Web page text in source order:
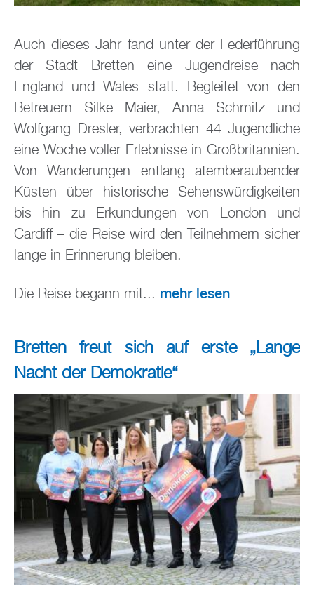
Auch dieses Jahr fand unter der Federführung
der Stadt Bretten eine Jugendreise nach
England und Wales statt. Begleitet von den
Betreuern Silke Maier, Anna Schmitz und
Wolfgang Dresler, verbrachten 44 Jugendliche
eine Woche voller Erlebnisse in Großbritannien.
Von Wanderungen entlang atemberaubender
Küsten über historische Sehenswürdigkeiten
bis hin zu Erkundungen von London und
Cardiff – die Reise wird den Teilnehmern sicher
lange in Erinnerung bleiben.
Die Reise begann mit... mehr lesen
Bretten freut sich auf erste „Lange
Nacht der Demokratie“